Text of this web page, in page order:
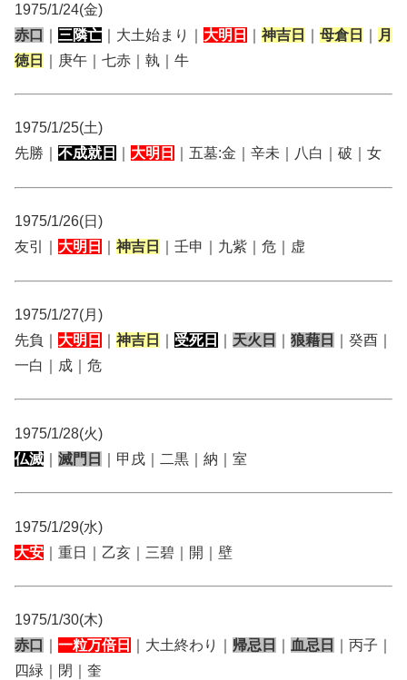
1975/1/24(金)
赤口
三隣亡 ｜大土始まり｜ 大明日 神吉日 母倉日
月
徳日
｜庚午｜七赤｜執｜牛
1975/1/25(土)
先勝｜ 不成就日 大明日 ｜五墓:金｜辛未｜八白｜破｜女
1975/1/26(日)
友引｜ 大明日 神吉日 ｜壬申｜九紫｜危｜虚
1975/1/27(月)
先負｜ 大明日 神吉日 受死日 天火日 狼藉日
｜癸酉｜
一白｜成｜危
1975/1/28(火)
仏滅
滅門日 ｜甲戌｜二黒｜納｜室
1975/1/29(水)
大安 ｜重日｜乙亥｜三碧｜開｜壁
1975/1/30(木)
赤口
一粒万倍日 ｜大土終わり｜ 帰忌日 血忌日
｜丙子｜
四緑｜閉｜奎